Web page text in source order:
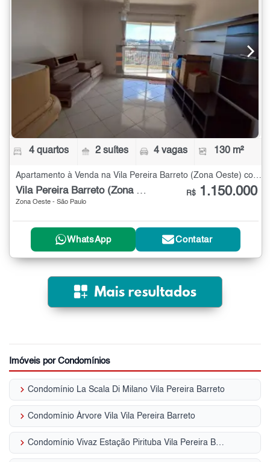
4 quartos 2 suítes 4 vagas 130 m²
Apartamento à Venda na Vila Pereira Barreto (Zona Oeste) com 4 quartos - 130 m²
Vila Pereira Barreto (Zona Oeste)
Zona Oeste - São Paulo
R$ 1.150.000
WhatsApp Contatar
Imóveis por Condomínios
keyboard_arrow_right Condomínio La Scala Di Milano Vila Pereira Barreto
keyboard_arrow_right Condomínio Árvore Vila Vila Pereira Barreto
keyboard_arrow_right Condomínio Vivaz Estação Pirituba Vila Pereira Barreto